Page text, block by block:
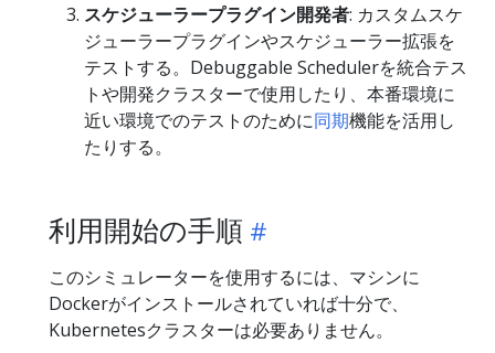
スケジューラープラグイン開発者: カスタムスケ
ジューラープラグインやスケジューラー拡張を
テストする。Debuggable Schedulerを統合テス
トや開発クラスターで使用したり、本番環境に
近い環境でのテストのために同期機能を活用し
たりする。
利用開始の手順
このシミュレーターを使用するには、マシンに
Dockerがインストールされていれば十分で、
Kubernetesクラスターは必要ありません。